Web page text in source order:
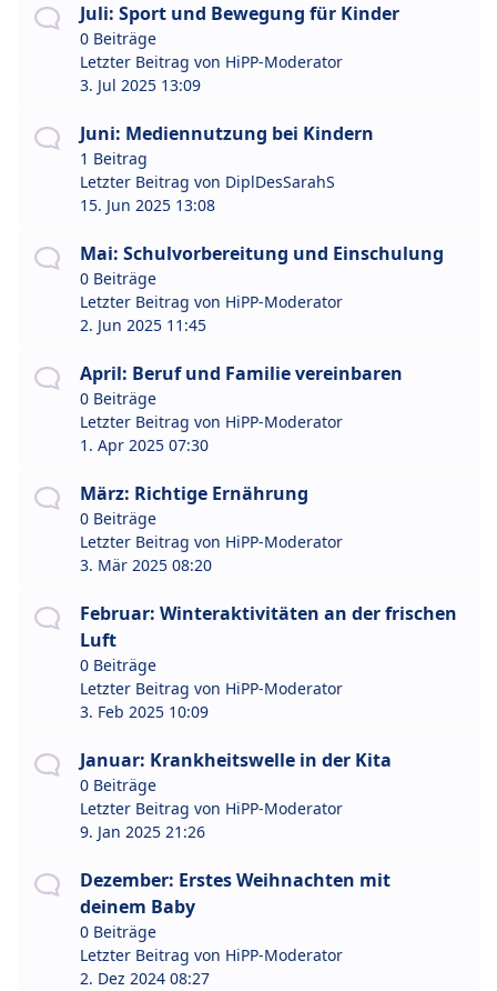
Juli: Sport und Bewegung für Kinder
0 Beiträge
Letzter Beitrag von HiPP-Moderator
3. Jul 2025 13:09
Juni: Mediennutzung bei Kindern
1 Beitrag
Letzter Beitrag von DiplDesSarahS
15. Jun 2025 13:08
Mai: Schulvorbereitung und Einschulung
0 Beiträge
Letzter Beitrag von HiPP-Moderator
2. Jun 2025 11:45
April: Beruf und Familie vereinbaren
0 Beiträge
Letzter Beitrag von HiPP-Moderator
1. Apr 2025 07:30
März: Richtige Ernährung
0 Beiträge
Letzter Beitrag von HiPP-Moderator
3. Mär 2025 08:20
Februar: Winteraktivitäten an der frischen
Luft
0 Beiträge
Letzter Beitrag von HiPP-Moderator
3. Feb 2025 10:09
Januar: Krankheitswelle in der Kita
0 Beiträge
Letzter Beitrag von HiPP-Moderator
9. Jan 2025 21:26
Dezember: Erstes Weihnachten mit
deinem Baby
0 Beiträge
Letzter Beitrag von HiPP-Moderator
2. Dez 2024 08:27